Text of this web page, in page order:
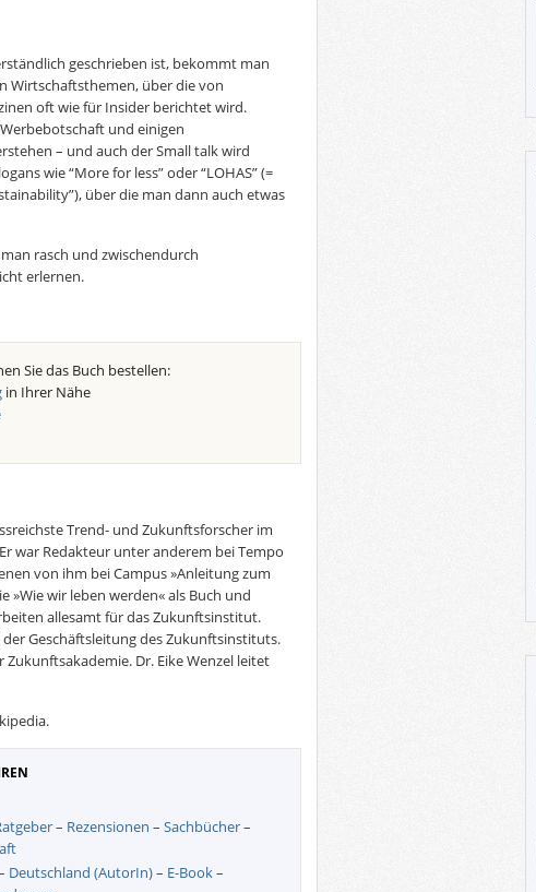
geschrieben ist, bekommt man
Wirtschaftsthemen, über die von
oft wie für Insider berichtet wird.
und einigen
– und auch der Small talk wird
wie “More for less” oder “LOHAS” (=
über die man dann auch etwas
rasch und zwischendurch
erlernen.
Sie das Buch bestellen:
in Ihrer Nähe
Trend- und Zukunftsforscher im
war Redakteur unter anderem bei Tempo
von ihm bei Campus »Anleitung zum
»Wie wir leben werden« als Buch und
allesamt für das Zukunftsinstitut.
Geschäftsleitung des Zukunftsinstituts.
Zukunftsakademie. Dr. Eike Wenzel leitet
– Rezensionen – Sachbücher–
Deutschland (AutorIn)– E-Book–